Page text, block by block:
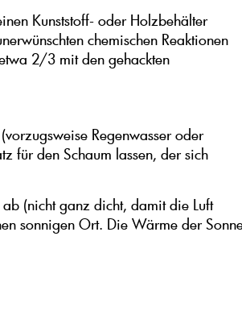
Kunststoff- oder Holzbehälter
chemischen Reaktionen
2/3 mit den gehackten
Regenwasser oder
für den Schaum lassen, der sich
(nicht ganz dicht, damit die Luft
sonnigen Ort. Die Wärme der